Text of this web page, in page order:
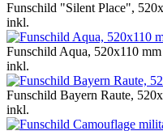
Funschild "Silent Place",
inkl.
Funschild Aqua, 520x110 mm
inkl.
Funschild Bayern Raute,
inkl.